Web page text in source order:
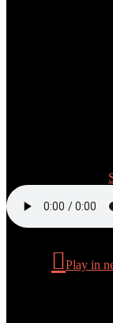
Folge 2/
Play in